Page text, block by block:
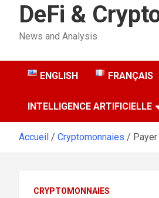
DeFi &
News and Analysis
ENGLISH FRANÇAIS
INTELLIGENCE ARTIFICIELLE
Accueil Cryptomonnaies
CRYPTOMONNAIES